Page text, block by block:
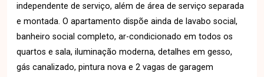
independente de serviço, além de área de serviço separada
e montada. O apartamento dispõe ainda de lavabo social,
banheiro social completo, ar-condicionado em todos os
quartos e sala, iluminação moderna, detalhes em gesso,
gás canalizado, pintura nova e 2 vagas de garagem